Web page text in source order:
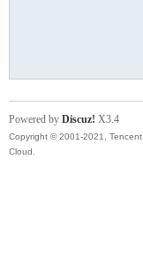
Powered by Discuz! X3.4
Copyright © 2001-2021, Tencent
Cloud.